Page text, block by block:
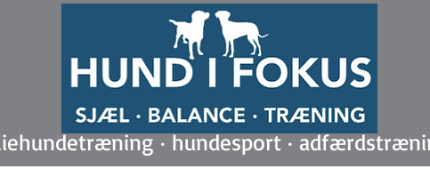
· hundesport ·